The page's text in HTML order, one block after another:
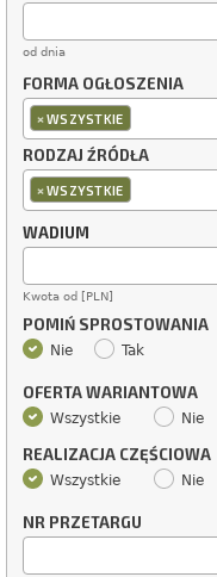
od dnia
FORMA OGŁOSZENIA
×WSZYSTKIE
RODZAJ ŹRÓDŁA
×WSZYSTKIE
WADIUM
Kwota od [PLN]
POMIŃ SPROSTOWANIA
Nie Tak
OFERTA WARIANTOWA
Wszystkie Nie
REALIZACJA CZĘŚCIOWA
Wszystkie Nie
NR PRZETARGU